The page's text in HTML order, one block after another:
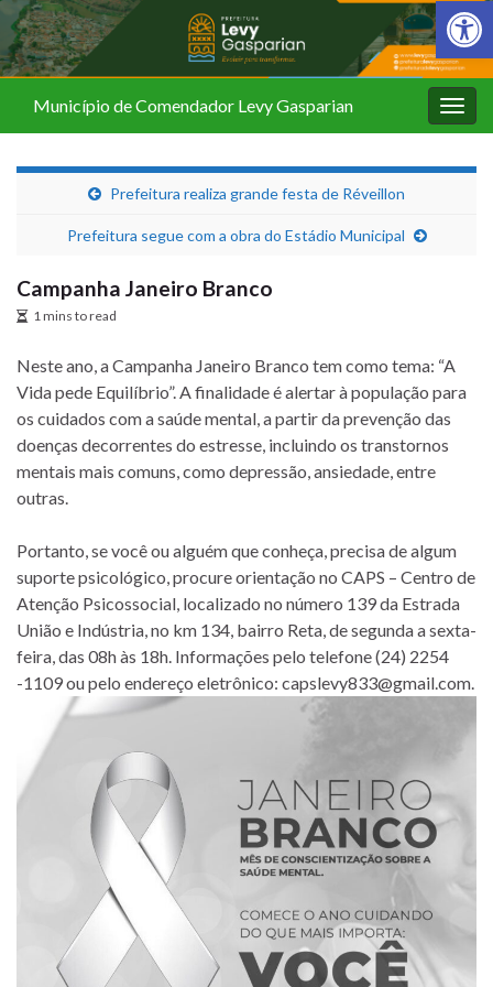
Barra de
Município de Comendador Levy Gasparian
Prefeitura realiza grande festa de Réveillon
Prefeitura segue com a obra do Estádio Municipal
Campanha Janeiro Branco
1 mins to read
Neste ano, a Campanha Janeiro Branco tem como tema: “A
Vida pede Equilíbrio”. A finalidade é alertar à população para
os cuidados com a saúde mental, a partir da prevenção das
doenças decorrentes do estresse, incluindo os transtornos
mentais mais comuns, como depressão, ansiedade, entre
outras.
Portanto, se você ou alguém que conheça, precisa de algum
suporte psicológico, procure orientação no CAPS – Centro de
Atenção Psicossocial, localizado no número 139 da Estrada
União e Indústria, no km 134, bairro Reta, de segunda a sexta-
feira, das 08h às 18h. Informações pelo telefone (24) 2254
-1109 ou pelo endereço eletrônico: capslevy833@gmail.com.